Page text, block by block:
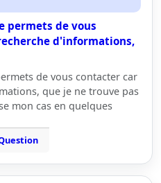
permets de vous
d'informations,
de vous contacter car
que je ne trouve pas
mon cas en quelques